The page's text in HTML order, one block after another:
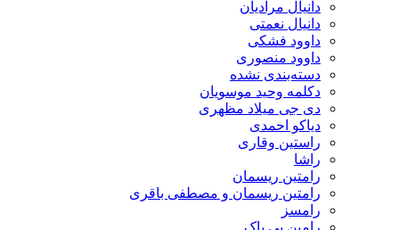
دانیال مرادیان
دانیال نعمتی
داوود فشکی
داوود منصوری
دسته‌بندی نشده
دکلمه وحید موسویان
دی جی میلاد مظهری
دیاکو احمدی
راستین وقاری
راشا
رامتین ریسمان
رامتین ریسمان و مصطفی باقری
رامسز